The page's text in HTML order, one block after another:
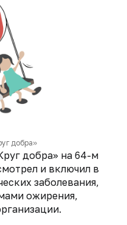
добра»
добра» на 64-м
и включил в
заболевания,
ожирения,